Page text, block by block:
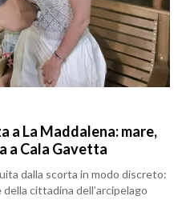
a La Maddalena: mare,
a Cala Gavetta
dalla scorta in modo discreto:
cittadina dell’arcipelago